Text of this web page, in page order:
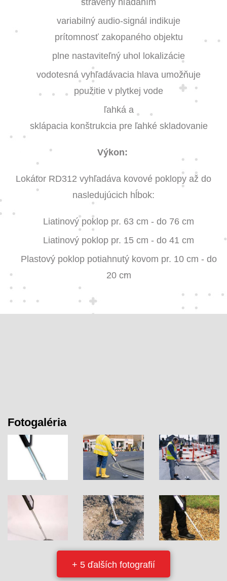
variabilný audio-signál indikuje
prítomnosť zakopaného objektu
plne nastaviteľný uhol lokalizácie
vodotesná vyhľadávacia hlava umožňuje
použitie v plytkej vode
ľahká a
sklápacia konštrukcia pre ľahké skladovanie
Výkon:
Lokátor RD312 vyhľadáva kovové poklopy až do
nasledujúcich hĺbok:
Liatinový poklop pr. 63 cm - do 76 cm
Liatinový poklop pr. 15 cm - do 41 cm
Plastový poklop potiahnutý kovom pr. 10 cm - do
20 cm
Fotogaléria
+ 5 ďalších fotografií